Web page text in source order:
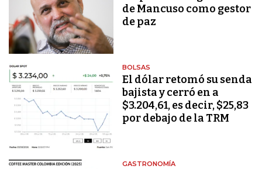
de Mancuso como gestor
de paz
BOLSAS
El dólar retomó su senda
bajista y cerró en a
$3.204,61, es decir, $25,83
por debajo de la TRM
GASTRONOMÍA